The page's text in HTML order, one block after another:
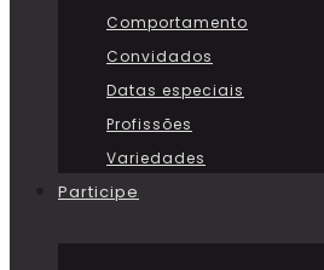
Comportamento
Convidados
Datas especiais
Profissões
Variedades
Participe